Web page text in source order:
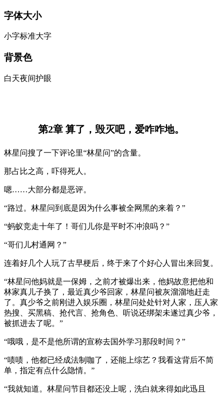
字体大小
小字标准大字
背景色
白天夜间护眼
第2章 算了，毁灭吧，爱咋咋地。
林星问搜了一下评论里“林星问”的含量。
那占比之高，吓得死人。
嗯……大部分都是恶评。
“路过。林星问到底是因为什么事被全网黑的来着？”
“蚂蚁竞走十年了！哥们儿你是平时不冲浪吗？”
“哥们儿村通网？”
连着好几个人玩了古早梗后，终于来了个好心人冒出来回复。
“林星问他妈就是一保姆，之前才被爆出来，他妈故意把他和
林家真儿子换了，最近真少爷回家，林星问被灰溜溜地赶走
了。真少爷之前刚进入娱乐圈，林星问处处针对人家，压人家
热搜、买黑稿、抢代言、抢角色、听说还绑架未遂过真少爷，
被抓进去了呢。”
“哦哦，是不是他所谓的宣称去国外学习那段时间？”
“啧啧，他都已经成法制咖了，还能上综艺？我看这背后不简
单，指定有点什么隐情。”
“我就知道。林星问节目都还没上呢，洗白就来得如此迅且